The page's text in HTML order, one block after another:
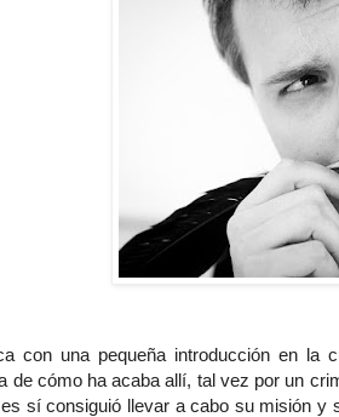
con una pequeña introducción en la
de cómo ha acaba allí, tal vez por un
sí consiguió llevar a cabo su misión y